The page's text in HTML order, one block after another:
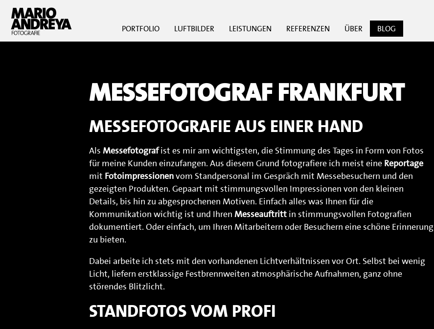
PORTFOLIO LUFTBILDER LEISTUNGEN REFERENZEN ÜBER BLOG
MESSEFOTOGRAF FRANKFURT
MESSEFOTOGRAFIE AUS EINER HAND
Als Messefotografist es mir am wichtigsten, die Stimmung des Tages in Form von Fotos
für meine Kunden einzufangen. Aus diesem Grund fotografiere ich meist eine Reportage
mit Fotoimpressionenvom Standpersonal im Gespräch mit Messebesuchern und den
gezeigten Produkten. Gepaart mit stimmungsvollen Impressionen von den kleinen
Details, bis hin zu abgesprochenen Motiven. Einfach alles was Ihnen für die
Kommunikation wichtig ist und Ihren Messeauftritt in stimmungsvollen Fotografien
dokumentiert. Oder einfach, um Ihren Mitarbeitern oder Besuchern eine schöne Erinnerung
zu bieten.
Dabei arbeite ich stets mit den vorhandenen Lichtverhältnissen vor Ort. Selbst bei wenig
Licht, liefern erstklassige Festbrennweiten atmosphärische Aufnahmen, ganz ohne
störendes Blitzlicht.
STANDFOTOS VOM PROFI